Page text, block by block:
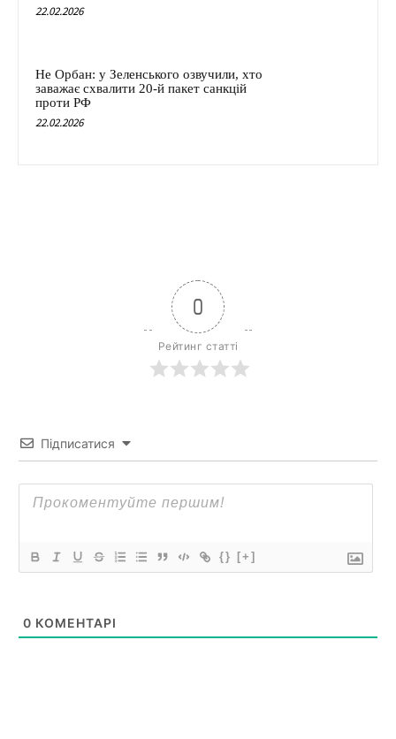
22.02.2026
Не Орбан: у Зеленського озвучили, хто
заважає схвалити 20-й пакет санкцій
проти РФ
22.02.2026
0
Рейтинг статті
Підписатися
{} [+]
0 КОМЕНТАРІ